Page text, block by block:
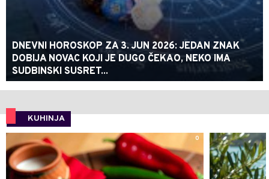
DNEVNI HOROSKOP ZA 3. JUN 2026: JEDAN ZNAK
DOBIJA NOVAC KOJI JE DUGO ČEKAO, NEKO IMA
SUDBINSKI SUSRET...
KUHINJA
0